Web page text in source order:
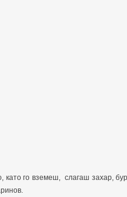
като го вземеш, слагаш захар,